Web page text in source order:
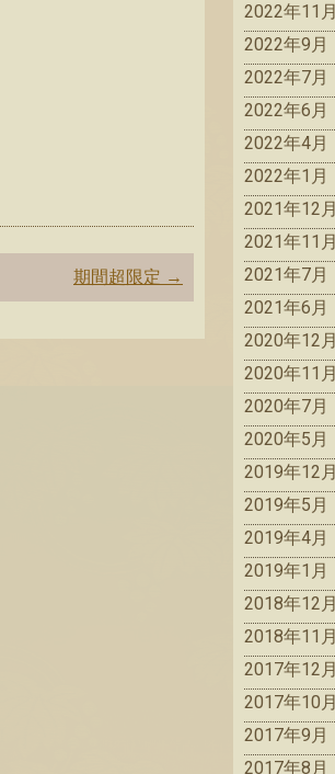
期間超限定 →
2022年11月
2022年9月
2022年7月
2022年6月
2022年4月
2022年1月
2021年12月
2021年11月
2021年7月
2021年6月
2020年12月
2020年11月
2020年7月
2020年5月
2019年12月
2019年5月
2019年4月
2019年1月
2018年12月
2018年11月
2017年12月
2017年10月
2017年9月
2017年8月